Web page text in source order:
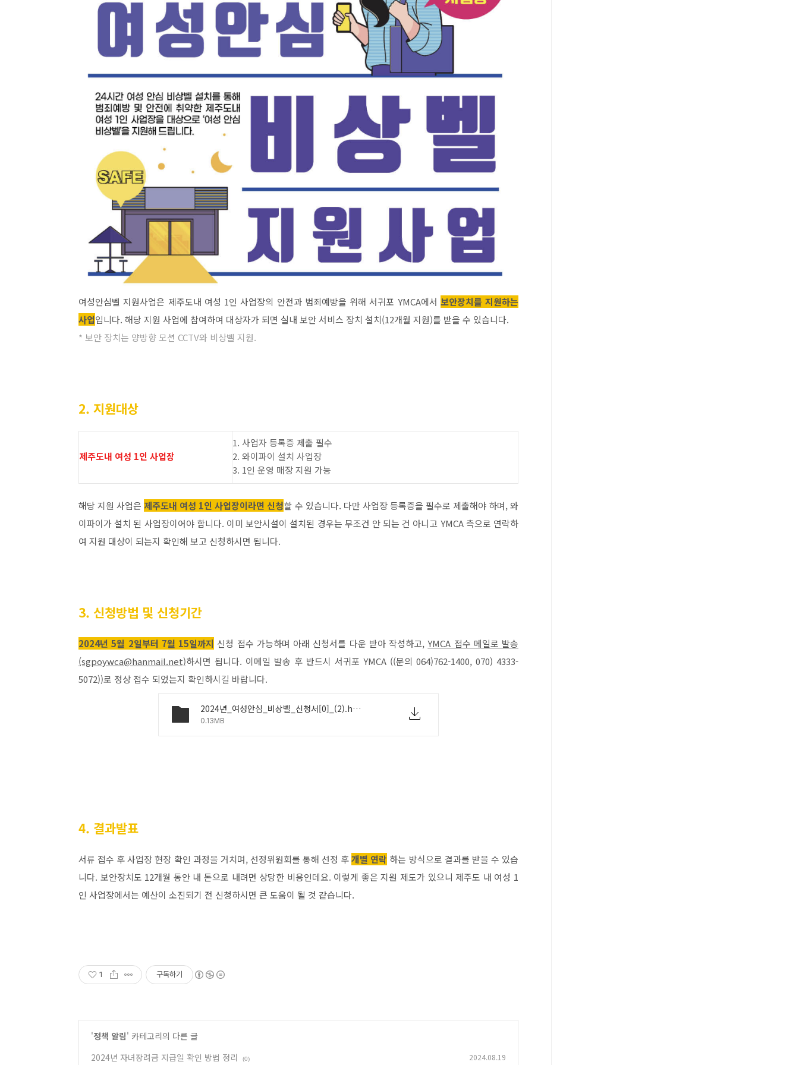
여성안심벨 지원사업은 제주도내 여성 1인 사업장의 안전과 범죄예방을 위해 서귀포 YMCA에서 보안장치를 지원하는
사업입니다. 해당 지원 사업에 참여하여 대상자가 되면 실내 보안 서비스 장치 설치(12개월 지원)를 받을 수 있습니다.
* 보안 장치는 양방향 모션 CCTV와 비상벨 지원.
2. 지원대상
제주도내 여성 1인 사업장
1. 사업자 등록증 제출 필수
2. 와이파이 설치 사업장
3. 1인 운영 매장 지원 가능
해당 지원 사업은 제주도내 여성 1인 사업장이라면 신청할 수 있습니다. 다만 사업장 등록증을 필수로 제출해야 하며, 와
이파이가 설치 된 사업장이어야 합니다. 이미 보안시설이 설치된 경우는 무조건 안 되는 건 아니고 YMCA 측으로 연락하
여 지원 대상이 되는지 확인해 보고 신청하시면 됩니다.
3. 신청방법 및 신청기간
2024년 5월 2일부터 7월 15일까지 신청 접수 가능하며 아래 신청서를 다운 받아 작성하고,YMCA 접수 메일로 발송
(sgpoywca@hanmail.net)하시면 됩니다. 이메일 발송 후 반드시 서귀포 YMCA ((문의 064)762-1400, 070) 4333-
5072))로 정상 접수 되었는지 확인하시길 바랍니다.
2024년_여성안심_비상벨_신청서[0]_(2).hwp
0.13MB
4. 결과발표
서류 접수 후 사업장 현장 확인 과정을 거치며, 선정위원회를 통해 선정 후개별 연락 하는 방식으로 결과를 받을 수 있습
니다. 보안장치도 12개월 동안 내 돈으로 내려면 상당한 비용인데요. 이렇게 좋은 지원 제도가 있으니 제주도 내 여성 1
인 사업장에서는 예산이 소진되기 전 신청하시면 큰 도움이 될 것 같습니다.
1 구독하기
'정책 알림' 카테고리의 다른 글
2024년 자녀장려금 지급일 확인 방법 정리
(0) 2024.08.19